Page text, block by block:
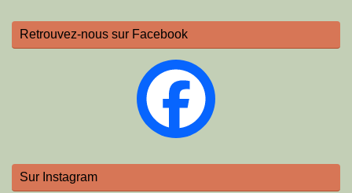
Retrouvez-nous sur Facebook
Sur Instagram